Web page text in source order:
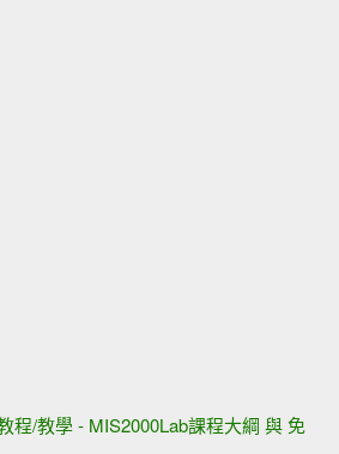
程/教學 - MIS2000Lab課程大綱 與 免